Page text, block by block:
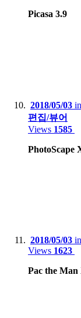
Picasa 3.9
2018/05/03 in
편집/뷰어
Views 1585
PhotoScape
2018/05/03 in
Views 1623
Pac the Man